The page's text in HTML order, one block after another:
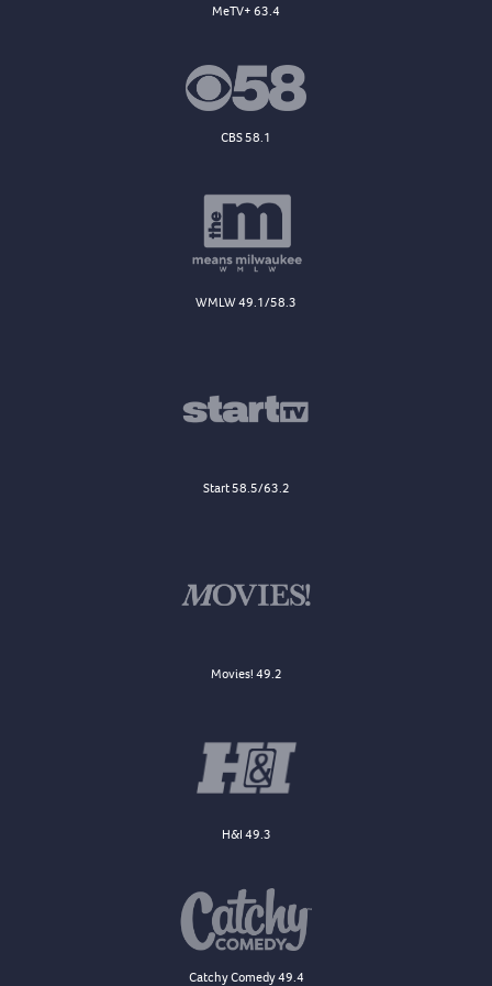
MeTV+ 63.4
CBS 58.1
WMLW 49.1/58.3
Start 58.5/63.2
Movies! 49.2
H&I 49.3
Catchy Comedy 49.4